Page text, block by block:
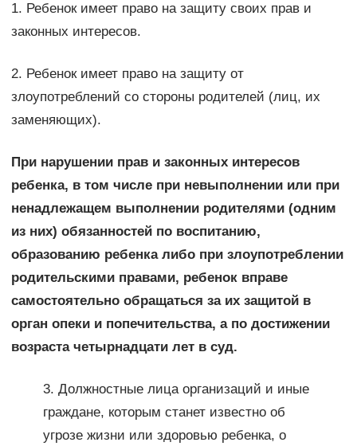
1. Ребенок имеет право на защиту своих прав и
законных интересов.
2. Ребенок имеет право на защиту от
злоупотреблений со стороны родителей (лиц, их
заменяющих).
При нарушении прав и законных интересов
ребенка, в том числе при невыполнении или при
ненадлежащем выполнении родителями (одним
из них) обязанностей по воспитанию,
образованию ребенка либо при злоупотреблении
родительскими правами, ребенок вправе
самостоятельно обращаться за их защитой в
орган опеки и попечительства, а по достижении
возраста четырнадцати лет в суд.
3. Должностные лица организаций и иные
граждане, которым станет известно об
угрозе жизни или здоровью ребенка, о